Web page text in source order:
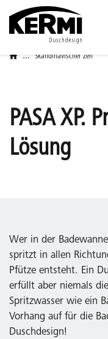
... Skandinavischer Zen
PASA XP.
Lösung
Wer in der
spritzt in allen
Pfütze entsteht. Ein
erfüllt aber niemals
Spritzwasser wie ein
Vorhang auf für die
Duschdesign!